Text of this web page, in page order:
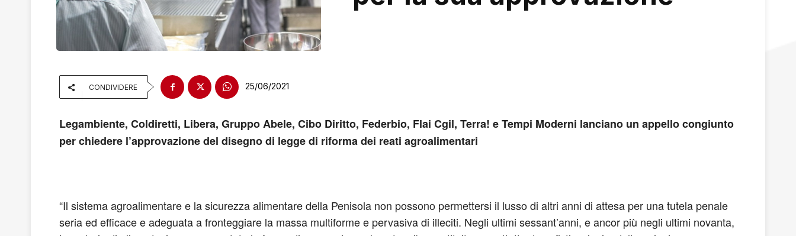
CONDIVIDERE 25/06/2021
Legambiente, Coldiretti, Libera, Gruppo Abele, Cibo Diritto, Federbio, Flai Cgil, Terra! e Tempi Moderni lanciano un appello congiunto
per chiedere l’approvazione del disegno di legge di riforma dei reati agroalimentari
“Il sistema agroalimentare e la sicurezza alimentare della Penisola non possono permettersi il lusso di altri anni di attesa per una tutela penale
seria ed efficace e adeguata a fronteggiare la massa multiforme e pervasiva di illeciti. Negli ultimi sessant’anni, e ancor più negli ultimi novanta,